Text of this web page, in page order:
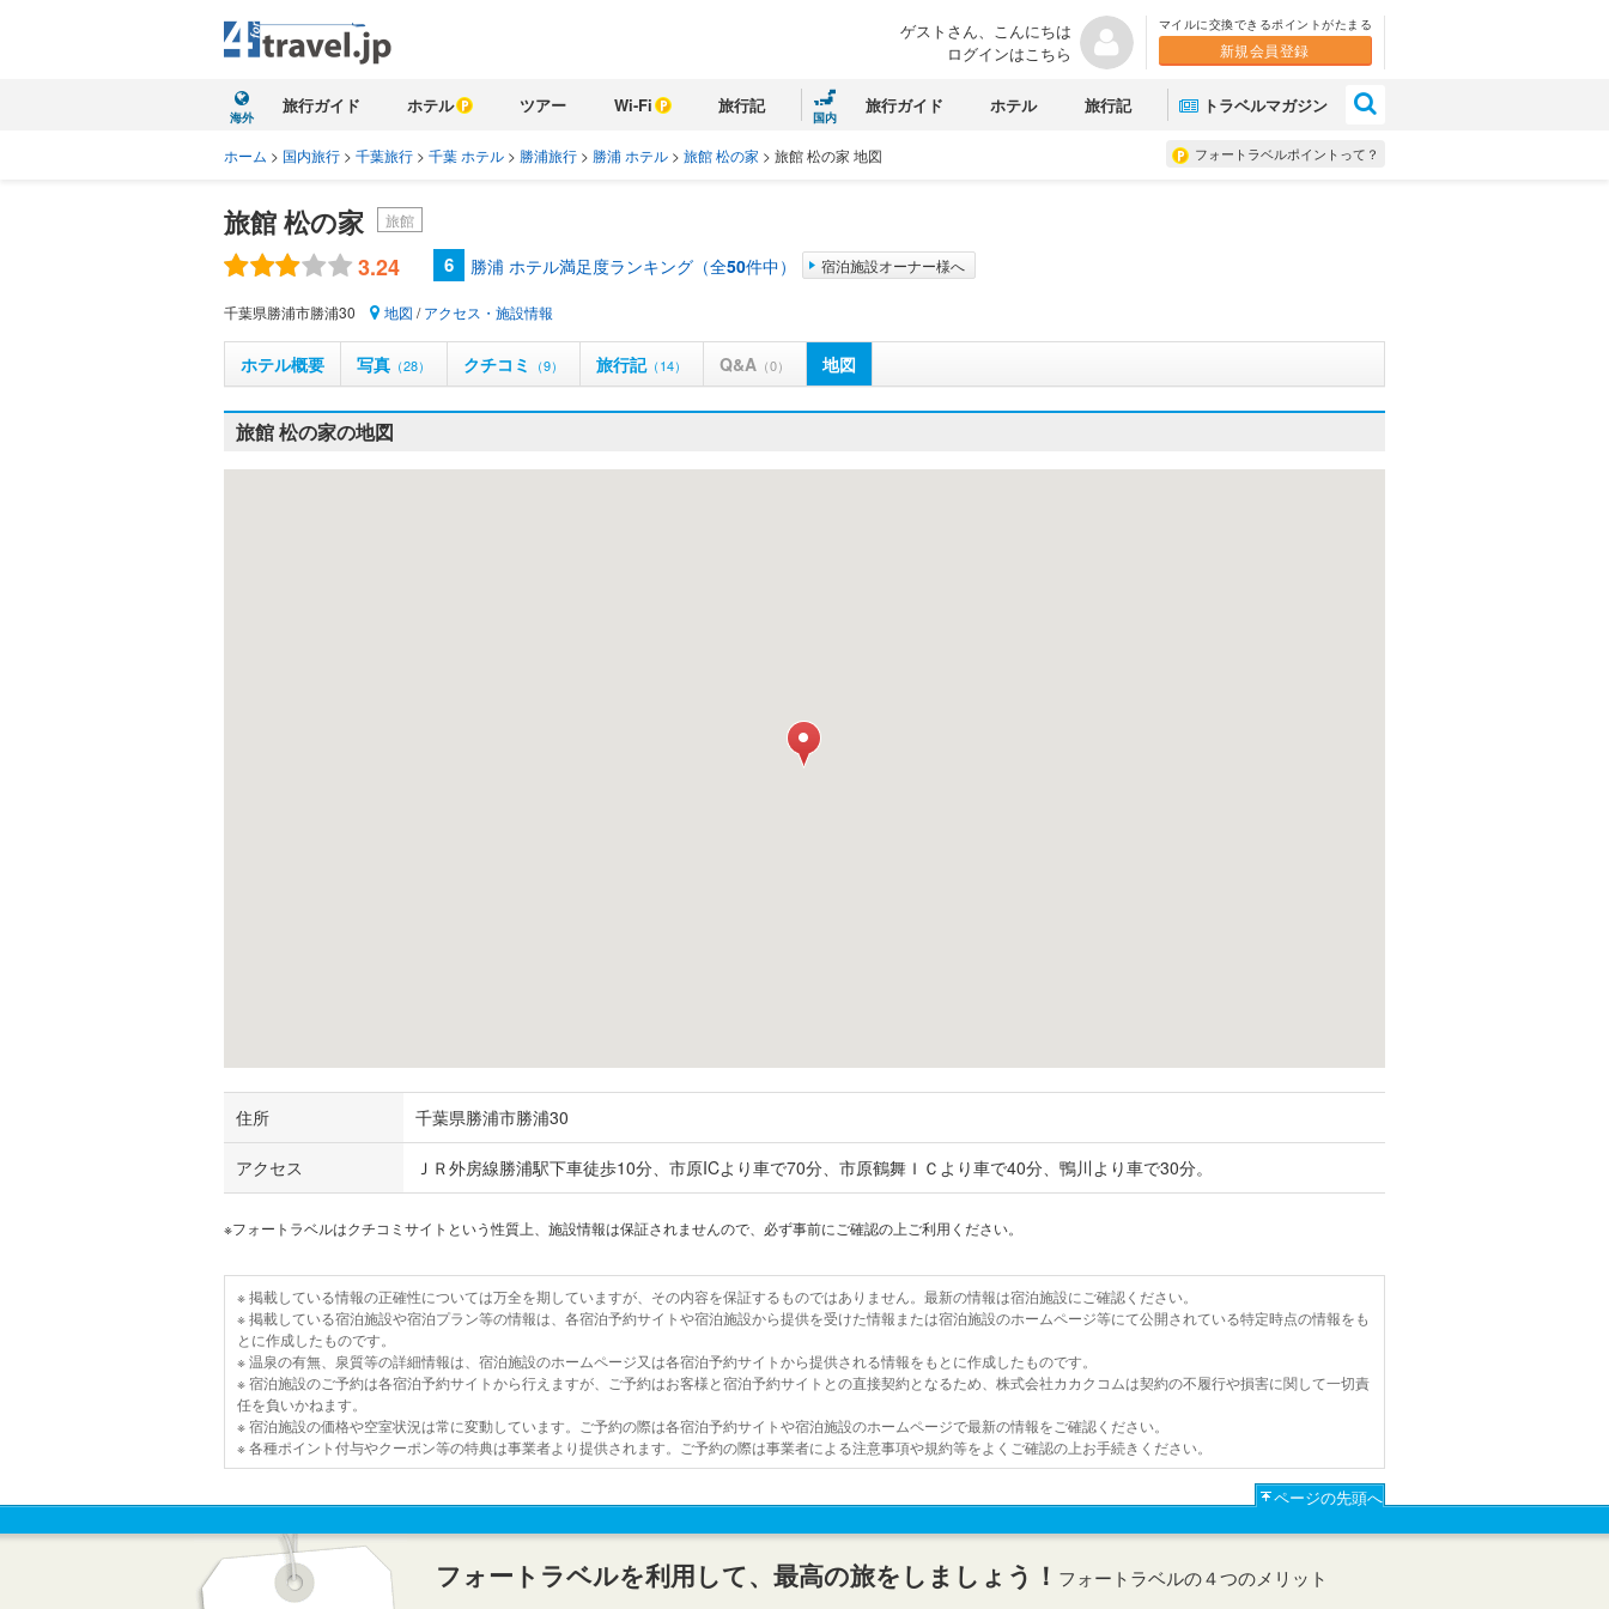
ゲストさん、こんにちは
ログインはこちら
マイルに交換できるポイントがたまる
新規会員登録
海外
旅行ガイド ホテル ツアー Wi-Fi 旅行記
国内
旅行ガイド ホテル 旅行記 トラベルマガジン
フォートラベルポイントって？
ホーム > 国内旅行 > 千葉旅行 > 千葉 ホテル > 勝浦旅行 > 勝浦 ホテル > 旅館 松の家 > 旅館 松の家 地図
旅館 松の家 旅館
3.24 6 勝浦 ホテル満足度ランキング（全50件中） 宿泊施設オーナー様へ
千葉県勝浦市勝浦30 地図 /アクセス・施設情報
ホテル概要 写真 （28） クチコミ （9） 旅行記（14） Q&A （0） 地図
旅館 松の家の地図
住所 千葉県勝浦市勝浦30
アクセス ＪＲ外房線勝浦駅下車徒歩10分、市原ICより車で70分、市原鶴舞ＩＣより車で40分、鴨川より車で30分。
※フォートラベルはクチコミサイトという性質上、施設情報は保証されませんので、必ず事前にご確認の上ご利用ください。
※ 掲載している情報の正確性については万全を期していますが、その内容を保証するものではありません。最新の情報は宿泊施設にご確認ください。
※ 掲載している宿泊施設や宿泊プラン等の情報は、各宿泊予約サイトや宿泊施設から提供を受けた情報または宿泊施設のホームページ等にて公開されている特定時点の情報をも
とに作成したものです。
※ 温泉の有無、泉質等の詳細情報は、宿泊施設のホームページ又は各宿泊予約サイトから提供される情報をもとに作成したものです。
※ 宿泊施設のご予約は各宿泊予約サイトから行えますが、ご予約はお客様と宿泊予約サイトとの直接契約となるため、株式会社カカクコムは契約の不履行や損害に関して一切責
任を負いかねます。
※ 宿泊施設の価格や空室状況は常に変動しています。ご予約の際は各宿泊予約サイトや宿泊施設のホームページで最新の情報をご確認ください。
※ 各種ポイント付与やクーポン等の特典は事業者より提供されます。ご予約の際は事業者による注意事項や規約等をよくご確認の上お手続きください。
ページの先頭へ
フォートラベルを利用して、最高の旅をしましょう！ フォートラベルの４つのメリット